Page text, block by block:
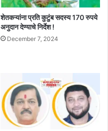
शेतकऱ्यांना प्रति कुटुंब सदस्य 170 रुपये
अनुदान देण्याचे निर्देश !
December 7, 2024